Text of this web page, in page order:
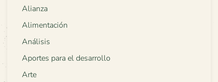
Alianza
Alimentación
Análisis
Aportes para el desarrollo
Arte